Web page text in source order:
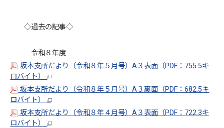
◇過去の記事◇
令和８年度
坂本支所だより（令和８年５月号）A３表面（PDF：755.5キ
ロバイト）
坂本支所だより（令和８年５月号）A３裏面（PDF：682.5キ
ロバイト）
坂本支所だより（令和８年４月号）A３表面（PDF：722.3キ
ロバイト）